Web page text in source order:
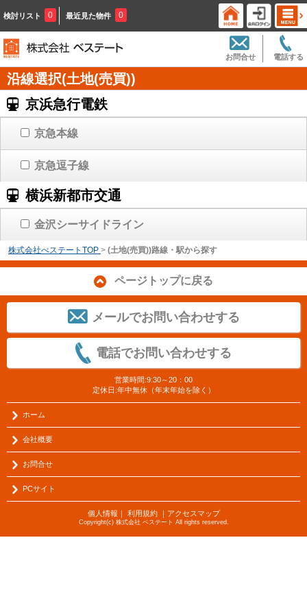
検討リスト 0 最近見た物件 0
電話する
お問合せ
沿線選択(土地(売買))
京浜急行電鉄
京急本線
京急逗子線
横浜新都市交通
金沢シーサイドライン
株式会社べステートTOP > (土地(売買))路線・駅から探す
ページトップに戻る
メールでお問い合わせする
電話でお問い合わせする
営業時間:9:30～20：00
定休日:年中無休（年末年始を除く）
ホーム
会社概要
お問合せ
PCサイト
個人情報 ｜ 利用規約｜ アクセスマップ
Copyright(c) 株式会社 ベステート All rights reserved.